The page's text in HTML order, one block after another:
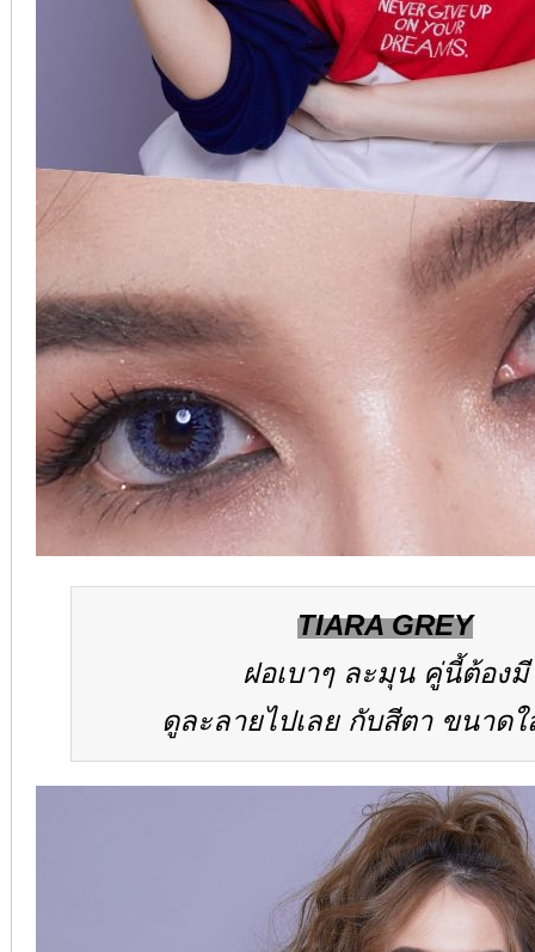
TIARA GREY
ฝอเบาๆ ละมุน คู่นี้ต้องมี
ดูละลายไปเลย กับสีตา ขนาดใ